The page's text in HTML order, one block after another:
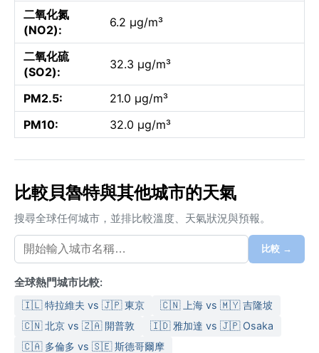
二氧化氮
(NO2):
6.2 µg/m³
二氧化硫
(SO2):
32.3 µg/m³
PM2.5:
21.0 µg/m³
PM10:
32.0 µg/m³
比較貝魯特與其他城市的天氣
搜尋全球任何城市，並排比較溫度、天氣狀況與預報。
比較 →
全球熱門城市比較:
🇮🇱 特拉維夫 vs 🇯🇵 東京
🇨🇳 上海 vs 🇲🇾 吉隆坡
🇨🇳 北京 vs 🇿🇦 開普敦
🇮🇩 雅加達 vs 🇯🇵 Osaka
🇨🇦 多倫多 vs 🇸🇪 斯德哥爾摩